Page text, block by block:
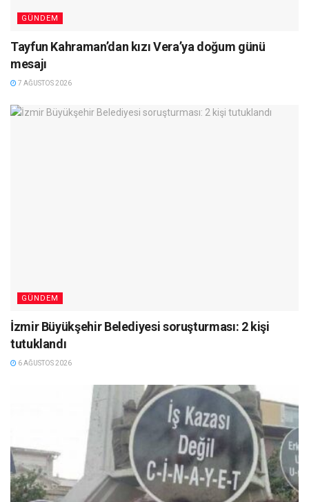
GÜNDEM
Tayfun Kahraman’dan kızı Vera’ya doğum günü
mesajı
7 AĞUSTOS 2026
GÜNDEM
İzmir Büyükşehir Belediyesi soruşturması: 2 kişi
tutuklandı
6 AĞUSTOS 2026